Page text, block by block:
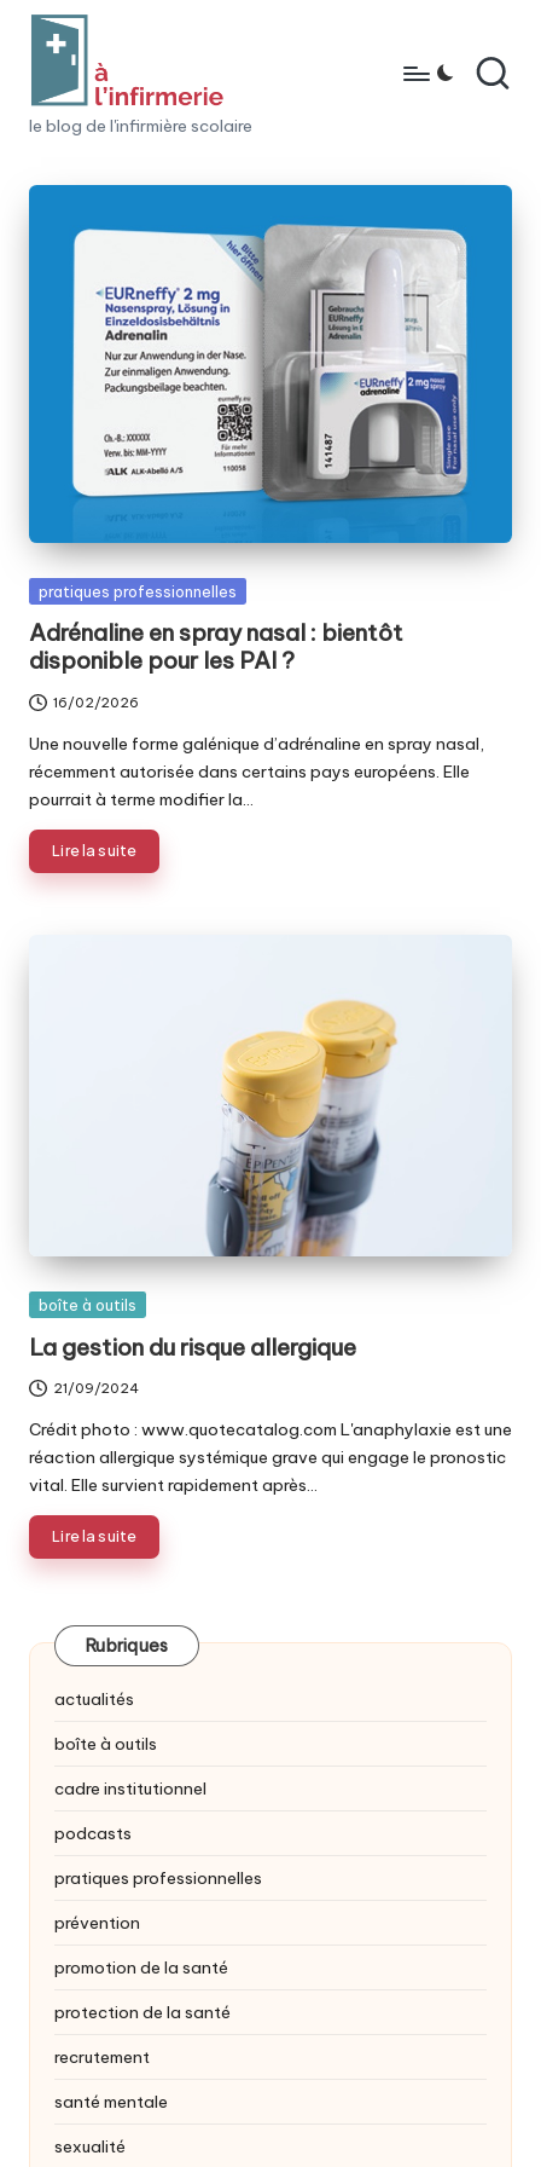
content
à
l'i
le blog de l'infirmière scolaire
Posted
pratiques professionnelles
Adrénaline en spray nasal : bientôt
disponible pour les PAI ?
16/02/2026
Une nouvelle forme galénique d’adrénaline en spray nasal,
récemment autorisée dans certains pays européens. Elle
pourrait à terme modifier la…
Lire la suite
Posted
boîte à outils
La gestion du risque allergique
21/09/2024
Crédit photo : www.quotecatalog.com L'anaphylaxie est une
réaction allergique systémique grave qui engage le pronostic
vital. Elle survient rapidement après…
Lire la suite
Rubriques
actualités
boîte à outils
cadre institutionnel
podcasts
pratiques professionnelles
prévention
promotion de la santé
protection de la santé
recrutement
santé mentale
sexualité